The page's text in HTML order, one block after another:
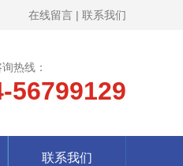
在线留言 | 联系我们
热线：
56799129
联系我们